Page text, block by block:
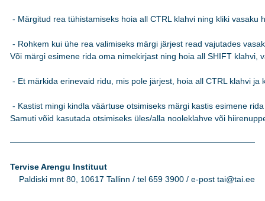
- Märgitud rea tühistamiseks hoia all CTRL klahvi ning kliki vasaku
- Rohkem kui ühe rea valimiseks märgi järjest read vajutades
Või märgi esimene rida oma nimekirjast ning hoia all SHIFT klahvi,
- Et märkida erinevaid ridu, mis pole järjest, hoia all CTRL klahvi
- Kastist mingi kindla väärtuse otsimiseks märgi kastis esimene
Samuti võid kasutada otsimiseks üles/alla nooleklahve või
Tervise Arengu Instituut
Paldiski mnt 80, 10617 Tallinn / tel 659 3900 / e-post tai@tai.ee